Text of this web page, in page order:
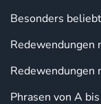
Besonders beliebt
Redewendungen
Redewendungen
Phrasen von A